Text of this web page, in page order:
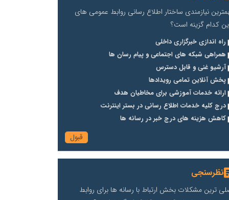
نیازمندی ساختار اطلاع رسانی روابط عمومی های
کدام گزینه است؟
راه اندازی خبرگزاری داخلی
همراهی شبکه های اجتماعی و پیام رسان ها
آرشیو غنی و قابل دسترس
پخش آنلاین تمامی رویدادها
ارائه خدمات آموزشی برای مخاطیان هدف
درج کلیه خدمات اطلاع رسانی در بستر اینترنت
کاهش هزینه های درج خبر در رسانه ها
نظرسنجی
ترین مشکلات بخش ارتباط با رسانه ها برای روابط